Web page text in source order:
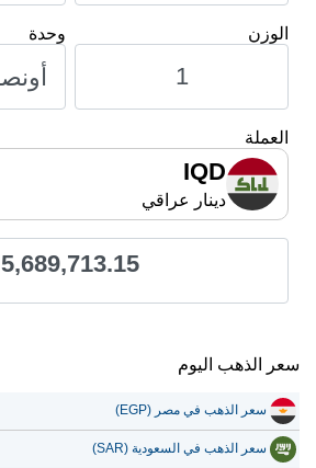
الوزن وحدة
العملة
IQD
دينار عراقي
5,689,713.15
سعر الذهب اليوم
سعر الذهب في مصر (EGP)
سعر الذهب في السعودية (SAR)